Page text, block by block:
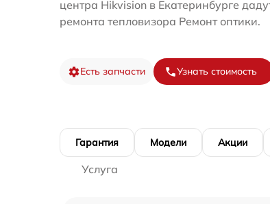
центра Hikvision в Екатеринбурге
ремонта тепловизора Ремонт оптики.
Есть запчасти Узнать стоимость
Гарантия Модели Акции
Услуга